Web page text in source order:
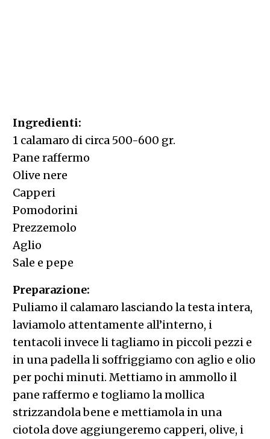
Ingredienti:
1 calamaro di circa 500-600 gr.
Pane raffermo
Olive nere
Capperi
Pomodorini
Prezzemolo
Aglio
Sale e pepe
Preparazione:
Puliamo il calamaro lasciando la testa intera,
laviamolo attentamente all’interno, i
tentacoli invece li tagliamo in piccoli pezzi e
in una padella li soffriggiamo con aglio e olio
per pochi minuti. Mettiamo in ammollo il
pane raffermo e togliamo la mollica
strizzandola bene e mettiamola in una
ciotola dove aggiungeremo capperi, olive, i